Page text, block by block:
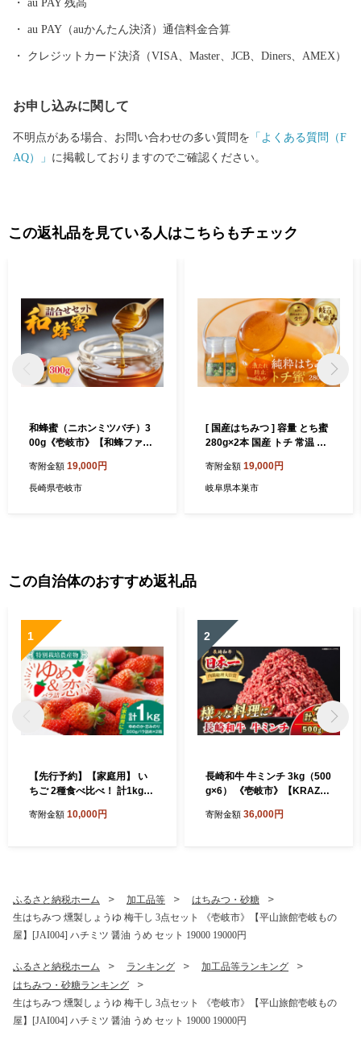
au PAY 残高
au PAY（auかんたん決済）通信料金合算
クレジットカード決済（VISA、Master、JCB、Diners、AMEX）
お申し込みに関して
不明点がある場合、お問い合わせの多い質問を 「よくある質問（F
AQ）」 に掲載しておりますのでご確認ください。
この返礼品を見ている人はこちらもチェック
和蜂蜜（ニホンミツバチ）3
00g《壱岐市》【和蜂ファー
蜂蜜 はちみつ 日本ミツバチ
19000 19000円
寄附金額 19,000円
長崎県壱岐市
[ 国産はちみつ ] 容量 とち蜜
280g×2本 国産 トチ 常温 純
ニー ボトル たれにくい チク
マ養蜂 朝食 パン トースト ヨ
寄附金額 19,000円
岐阜県本巣市
この自治体のおすすめ返礼品
1
【先行予約】【家庭用】 い
ちご 2種食べ比べ！ 計1kg
027年2月以降順次発送】
寄附金額 10,000円
2
長崎和牛 牛ミンチ 3kg（500
g×6） 《壱岐市》【KRAZY
ンチ 牛ミンチ ひき肉 挽肉 挽
寄附金額 36,000円
ふるさと納税ホーム 加工品等
はちみつ・砂糖
生はちみつ 燻製しょうゆ 梅干し 3点セット 《壱岐市》【平山旅館壱岐もの
屋】[JAI004] ハチミツ 醤油 うめ セット 19000 19000円
ふるさと納税ホーム ランキング
加工品等ランキング
はちみつ・砂糖ランキング
生はちみつ 燻製しょうゆ 梅干し 3点セット 《壱岐市》【平山旅館壱岐もの
屋】[JAI004] ハチミツ 醤油 うめ セット 19000 19000円